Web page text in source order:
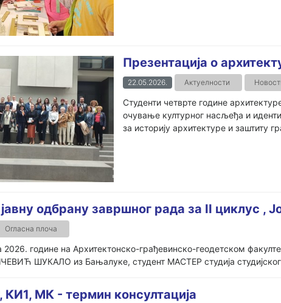
Презентација о
22.05.2026. Актуелности
Студенти четврте године
очување културног насљеђа и
за историју архитектуре и заштиту
одбрану завршног рада за II циклус ,
Огласна плоча
2026. године на Архитектонско-грађевинско-геодетском
ШУКАЛО из Бањалуке, студент МАСТЕР студија
КИ1, МК - термин консултација